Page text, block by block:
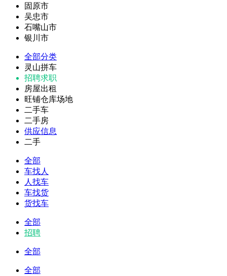
固原市
吴忠市
石嘴山市
银川市
全部分类
灵山拼车
招聘求职
房屋出租
旺铺仓库场地
二手车
二手房
供应信息
二手
全部
车找人
人找车
车找货
货找车
全部
招聘
全部
全部